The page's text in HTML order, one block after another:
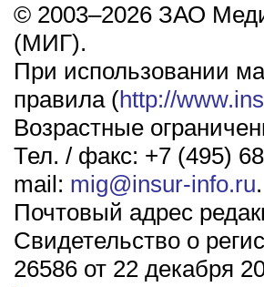
© 2003–2026 ЗАО
(МИГ).
При использовании
правила (http://
Возрастные
Тел. / факс: +7 (495)
mail: mig@insur-info.ru.
Почтовый адрес
Свидетельство о
26586 от 22 декабря